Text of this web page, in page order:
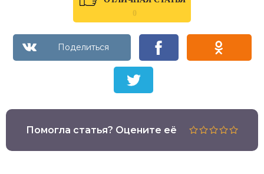
0
Помогла статья? Оцените её